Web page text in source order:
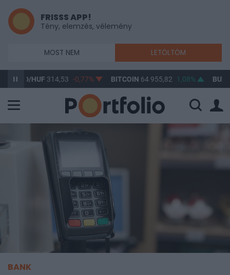
FRISSS APP!
Tény, elemzés, vélemény
MOST NEM LETÖLTÖM
HUF 314,53 -0,77% BITCOIN64 955,82 1,08% BUX 148
BANK